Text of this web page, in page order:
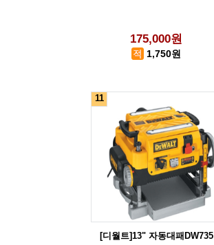
175,000원
1,750원
11
[디월트]13" 자동대패DW735